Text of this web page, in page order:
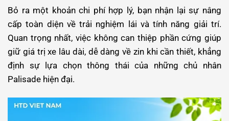
Bỏ ra một khoản chi phí hợp lý, bạn nhận lại sự nâng
cấp toàn diện về trải nghiệm lái và tính năng giải trí.
Quan trọng nhất, việc không can thiệp phần cứng giúp
giữ giá trị xe lâu dài, dễ dàng về zin khi cần thiết, khẳng
định sự lựa chọn thông thái của những chủ nhân
Palisade hiện đại.